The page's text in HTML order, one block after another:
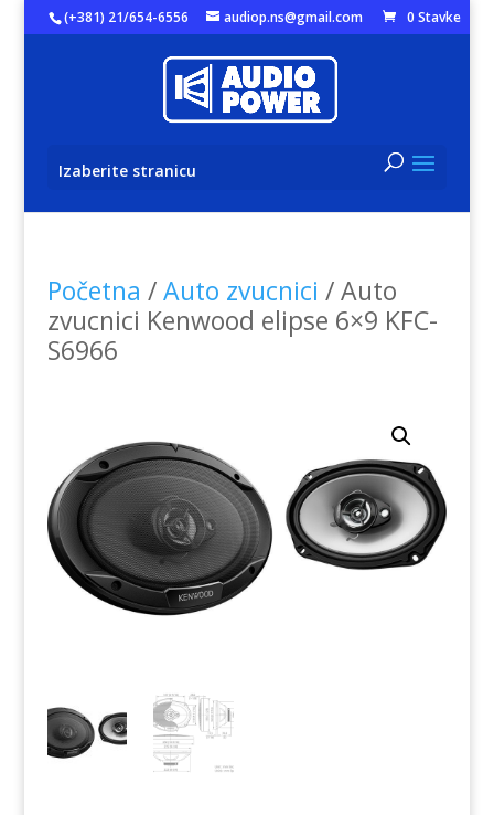
(+381) 21/654-6556 audiop.ns@gmail.com 0 Stavke
Izaberite stranicu
Početna /Auto zvucnici / Auto
zvucnici Kenwood elipse 6×9 KFC-
S6966